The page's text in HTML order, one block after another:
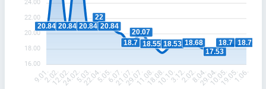
24.00
22.00
20.00
18.00
16.00
20.84 20.84 20.84
22
20.84
18.7
20.07
18.55 18.53 18.68
17.53
18.7 18.71
9.01.2.02.12.02.24.02.5.03.22.04.5.05.6.07.21.07.29.07.11.08.18.08.10.10.3.12.2.02.8.04.29.04.10.05.19.05.1.06.